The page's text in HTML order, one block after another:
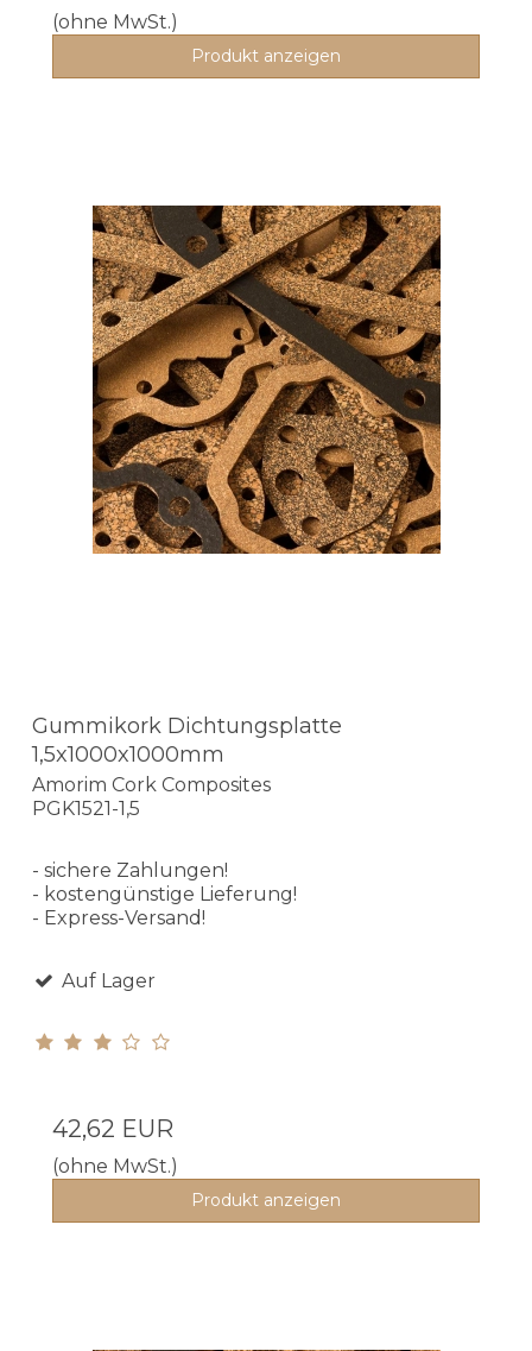
(ohne MwSt.)
Produkt anzeigen
Gummikork Dichtungsplatte
1,5x1000x1000mm
Amorim Cork Composites
PGK1521-1,5
- sichere Zahlungen!
- kostengünstige Lieferung!
- Express-Versand!
Auf Lager
42,62 EUR
(ohne MwSt.)
Produkt anzeigen